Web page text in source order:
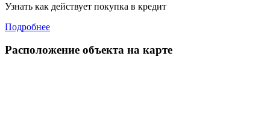
Узнать как действует покупка в кредит
Подробнее
Расположение объекта на карте